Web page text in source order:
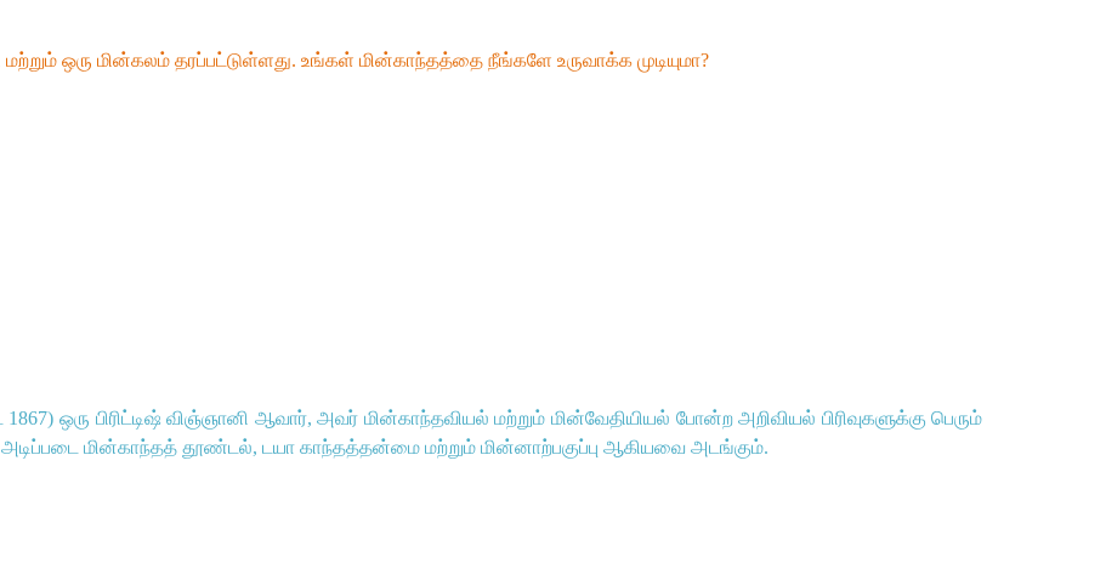
மற்றும் ஒரு மின்கலம் தரப்பட்டுள்ளது. உங்கள் மின்காந்தத்தை நீங்களே உருவாக்க முடியுமா?
1867)ஒரு பிரிட்டிஷ் விஞ்ஞானி ஆவார்,அவர் மின்காந்தவியல் மற்றும் மின்வேதியியல் போன்ற அறிவியல் பிரிவுகளுக்கு பெரும்
அடிப்படை மின்காந்தத் தூண்டல், டயா காந்தத்தன்மை மற்றும் மின்னாற்பகுப்பு ஆகியவை அடங்கும்.